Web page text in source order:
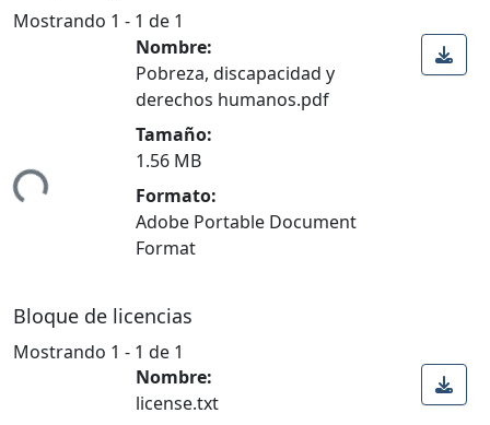
Mostrando 1 - 1 de 1
Nombre:
Pobreza, discapacidad y
derechos humanos.pdf
Tamaño:
1.56 MB
Formato:
Adobe Portable Document
Format
Bloque de licencias
Mostrando 1 - 1 de 1
Nombre:
license.txt